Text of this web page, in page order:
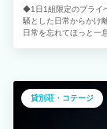
◆1日1組限定のプライ
騒とした日常からかけ
日常を忘れてほっと一
スは北アルプスや南ア
の山脈に比べて少なめ
知られています。 ◆ゲ
貸別荘・コテージ